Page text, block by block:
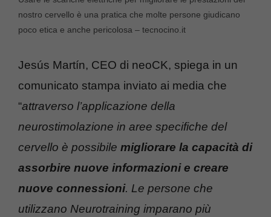
nostro cervello è una pratica che molte persone giudicano
poco etica e anche pericolosa – tecnocino.it
Jesús Martín, CEO di neoCK, spiega in un
comunicato stampa inviato ai media che
“attraverso l’applicazione della
neurostimolazione in aree specifiche del
cervello è possibile migliorare la capacità di
assorbire nuove informazioni e creare
nuove connessioni. Le persone che
utilizzano Neurotraining imparano più